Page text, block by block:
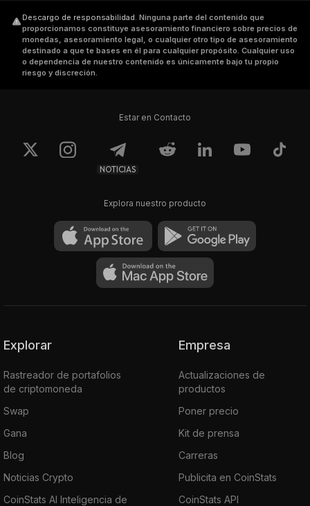
Descargo de responsabilidad. Ninguna parte del contenido que
proporcionamos constituye asesoramiento financiero sobre precios de
monedas, asesoramiento legal, o cualquier otro tipo de asesoramiento
destinado a que te bases en él para cualquier propósito. Cualquier uso
o dependencia de nuestro contenido es únicamente bajo tu propio
riesgo y discreción.
Estar en Contacto
NOTICIAS
Explora nuestro producto
Explorar
Rastreador de portafolios
de criptomoneda
Swap
Gana
Blog
Noticias Crypto
CoinStats AI Inteligencia de
Empresa
Actualizaciones de
productos
Poner precio
Kit de prensa
Carreras
Publicita en CoinStats
CoinStats API